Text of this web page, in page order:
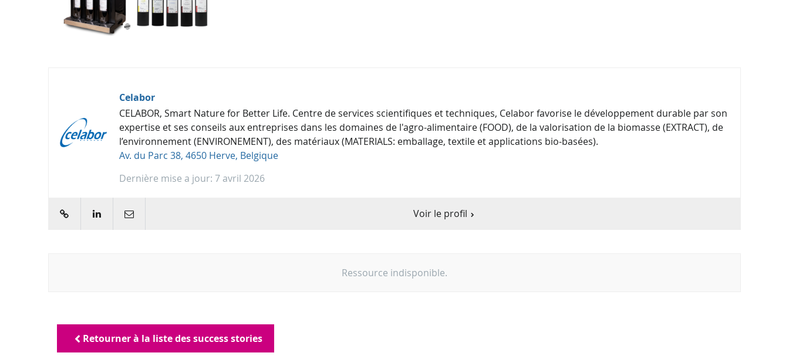
Celabor
CELABOR, Smart Nature for Better Life. Centre de services scientifiques et techniques, Celabor favorise le développement durable par son
expertise et ses conseils aux entreprises dans les domaines de l'agro-alimentaire (FOOD), de la valorisation de la biomasse (EXTRACT), de
l’environnement (ENVIRONEMENT), des matériaux (MATERIALS: emballage, textile et applications bio-basées).
Av. du Parc 38, 4650 Herve, Belgique
Dernière mise a jour: 7 avril 2026
web linkedin Voir le profil
Ressource indisponible.
Retourner à la liste des success stories